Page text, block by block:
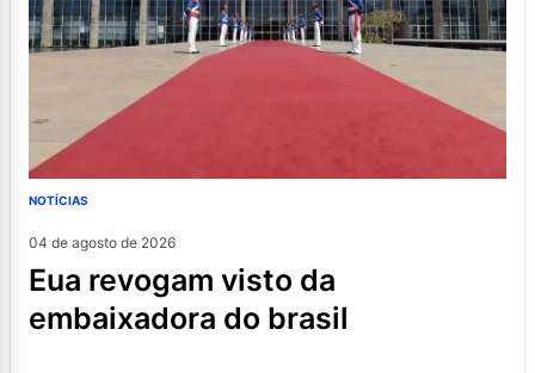
NOTÍCIAS
04 de agosto de 2026
eua revogam visto da
embaixadora do brasil